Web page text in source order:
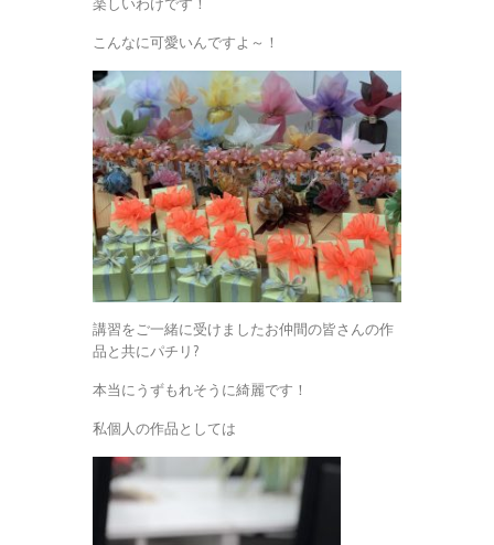
こんなに可愛いんですよ～！
講習をご一緒に受けましたお仲間の皆さんの作
品と共にパチリ?
本当にうずもれそうに綺麗です！
私個人の作品としては